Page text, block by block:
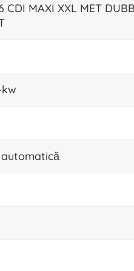
CDI MAXI XXL MET